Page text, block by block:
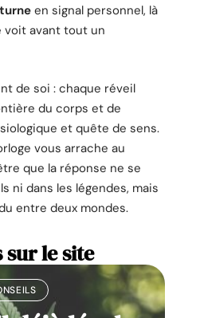
en signal personnel, là
voit avant tout un
de soi : chaque réveil
du corps et de
et quête de sens.
vous arrache au
que la réponse ne se
ni dans les légendes, mais
entre deux mondes.
sur le site